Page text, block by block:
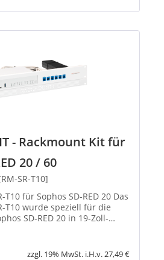
- Rackmount Kit für
20 / 60
SR-T10]
T10 für Sophos SD-RED 20 Das
T10 wurde speziell für die
SD-RED 20 in 19-Zoll-
Es sorgt für eine
und professionelle
alle Anschlüsse ...
zzgl. 19% MwSt. i.H.v. 27,49 €